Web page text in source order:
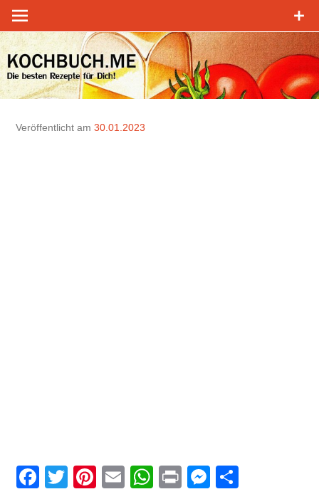
Zum
Inhalt
springen
Veröffentlicht am 30.01.2023
Facebook
TwitterPinterest
EmailWhatsApp
Print